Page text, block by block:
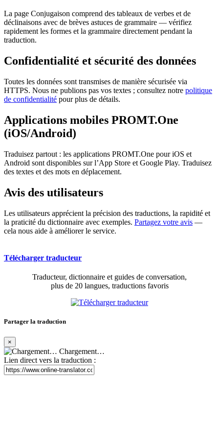
La page Conjugaison comprend des tableaux de verbes et de
déclinaisons avec de brèves astuces de grammaire — vérifiez
rapidement les formes et la grammaire directement pendant la
traduction.
Confidentialité et sécurité des données
Toutes les données sont transmises de manière sécurisée via
HTTPS. Nous ne publions pas vos textes ; consultez notre politique
de confidentialité pour plus de détails.
Applications mobiles PROMT.One
(iOS/Android)
Traduisez partout : les applications PROMT.One pour iOS et
Android sont disponibles sur l’App Store et Google Play. Traduisez
des textes et des mots en déplacement.
Avis des utilisateurs
Les utilisateurs apprécient la précision des traductions, la rapidité et
la praticité du dictionnaire avec exemples. Partagez votre avis —
cela nous aide à améliorer le service.
Télécharger traducteur
Traducteur, dictionnaire et guides de conversation,
plus de 20 langues, traductions favoris
Partager la traduction
×
Chargement…
Lien direct vers la traduction :